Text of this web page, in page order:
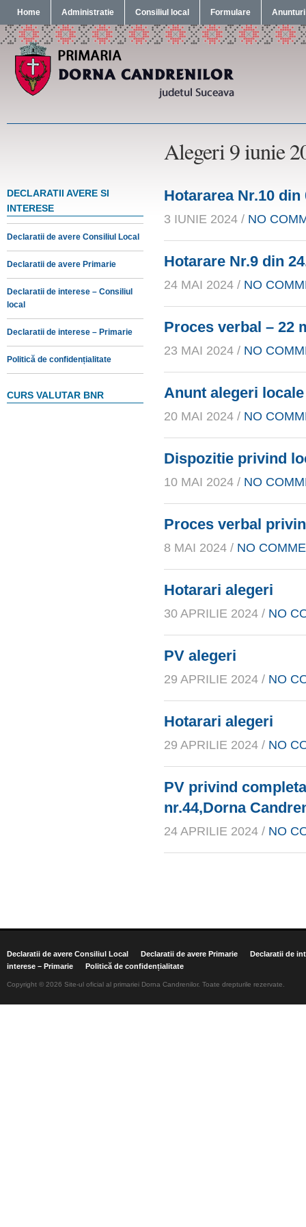
Home Administratie Consiliul local Formulare Anunturi
Alegeri 9 iunie
DECLARATII AVERE SI
INTERESE
Declaratii de avere Consiliul Local
Declaratii de avere Primarie
Declaratii de interese – Consiliul
local
Declaratii de interese – Primarie
Politică de confidențialitate
CURS VALUTAR BNR
Hotararea Nr.10 din
3 IUNIE 2024 / NO
Hotarare Nr.9 din
24 MAI 2024 / NO
Proces verbal – 22
23 MAI 2024 / NO
Anunt alegeri locale
20 MAI 2024 / NO
Dispozitie privind
10 MAI 2024 / NO
Proces verbal
8 MAI 2024 / NO
Hotarari alegeri
30 APRILIE 2024 / NO
PV alegeri
29 APRILIE 2024 / NO
Hotarari alegeri
29 APRILIE 2024 / NO
PV privind
nr.44,Dorna
24 APRILIE 2024 / NO
Declaratii de avere Consiliul Local Declaratii de avere Primarie
Declaratii de
interese – Primarie
Politică de confidențialitate
Copyright © 2026 Site-ul oficial al primariei Dorna Candrenilor. Toate drepturile rezervate.